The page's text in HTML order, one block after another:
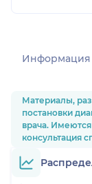
Информация
Материалы,
постановки
врача.
консультация